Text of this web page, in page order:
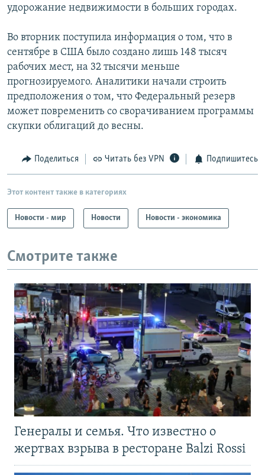
удорожание недвижимости в больших городах.
Во вторник поступила информация о том, что в
сентябре в США было создано лишь 148 тысяч
рабочих мест, на 32 тысячи меньше
прогнозируемого. Аналитики начали строить
предположения о том, что Федеральный резерв
может повременить со сворачиванием программы
скупки облигаций до весны.
Поделиться Читать без VPN Подпишитесь
Этот контент также в категориях
Новости - мир Новости Новости - экономика
Смотрите также
Генералы и семья. Что известно о
жертвах взрыва в ресторане Balzi Rossi